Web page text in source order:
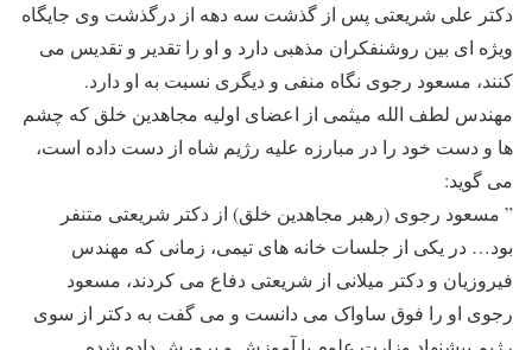
دکتر علی شریعتی پس از گذشت سه دهه از درگذشت وی جایگاه
ویژه ای بین روشنفکران مذهبی دارد و او را تقدیر و تقدیس می
کنند، مسعود رجوی نگاه منفی و دیگری نسبت به او دارد.
مهندس لطف الله میثمی از اعضای اولیه مجاهدین خلق که چشم
ها و دست خود را در مبارزه علیه رژیم شاه از دست داده است،
می گوید:
” مسعود رجوی (رهبر مجاهدین خلق) از دکتر شریعتی متنفر
بود… در یکی از جلسات خانه های تیمی، زمانی که مهندس
فیروزیان و دکتر میلانی از شریعتی دفاع می کردند، مسعود
رجوی او را فوق ساواک می دانست و می گفت به دکتر از سوی